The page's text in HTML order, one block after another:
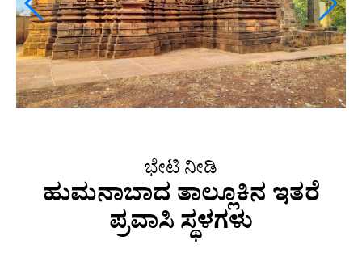
ಭೇಟಿ ನೀಡಿ
ಹುಮನಾಬಾದ ತಾಲ್ಲೂಕಿನ ಇತರೆ
ಪ್ರವಾಸಿ ಸ್ಥಳಗಳು